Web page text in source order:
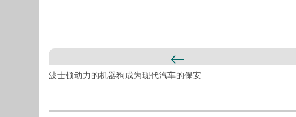
波士顿动力的机器狗成为现代汽车的保安